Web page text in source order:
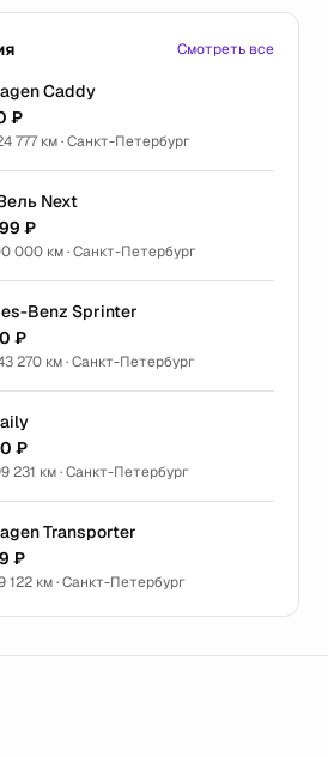
Смотреть все
Caddy
₽
777 км · Санкт-Петербург
Next
₽
000 км · Санкт-Петербург
Benz Sprinter
₽
270 км · Санкт-Петербург
₽
231 км · Санкт-Петербург
Transporter
₽
122 км · Санкт-Петербург